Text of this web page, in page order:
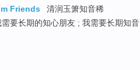
Friends
清润玉箫知音稀
需要长期的知心朋友 ; 我需要长期知音